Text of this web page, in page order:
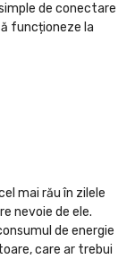
de conectare
funcționeze la
mai rău în zilele
nevoie de ele.
de energie
care ar trebui